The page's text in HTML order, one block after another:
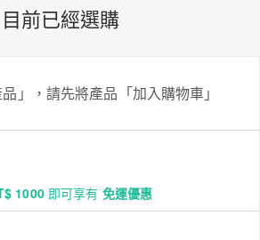
目前已經選購
」，請先將產品「加入購物車」
1000即可享有 免運優惠